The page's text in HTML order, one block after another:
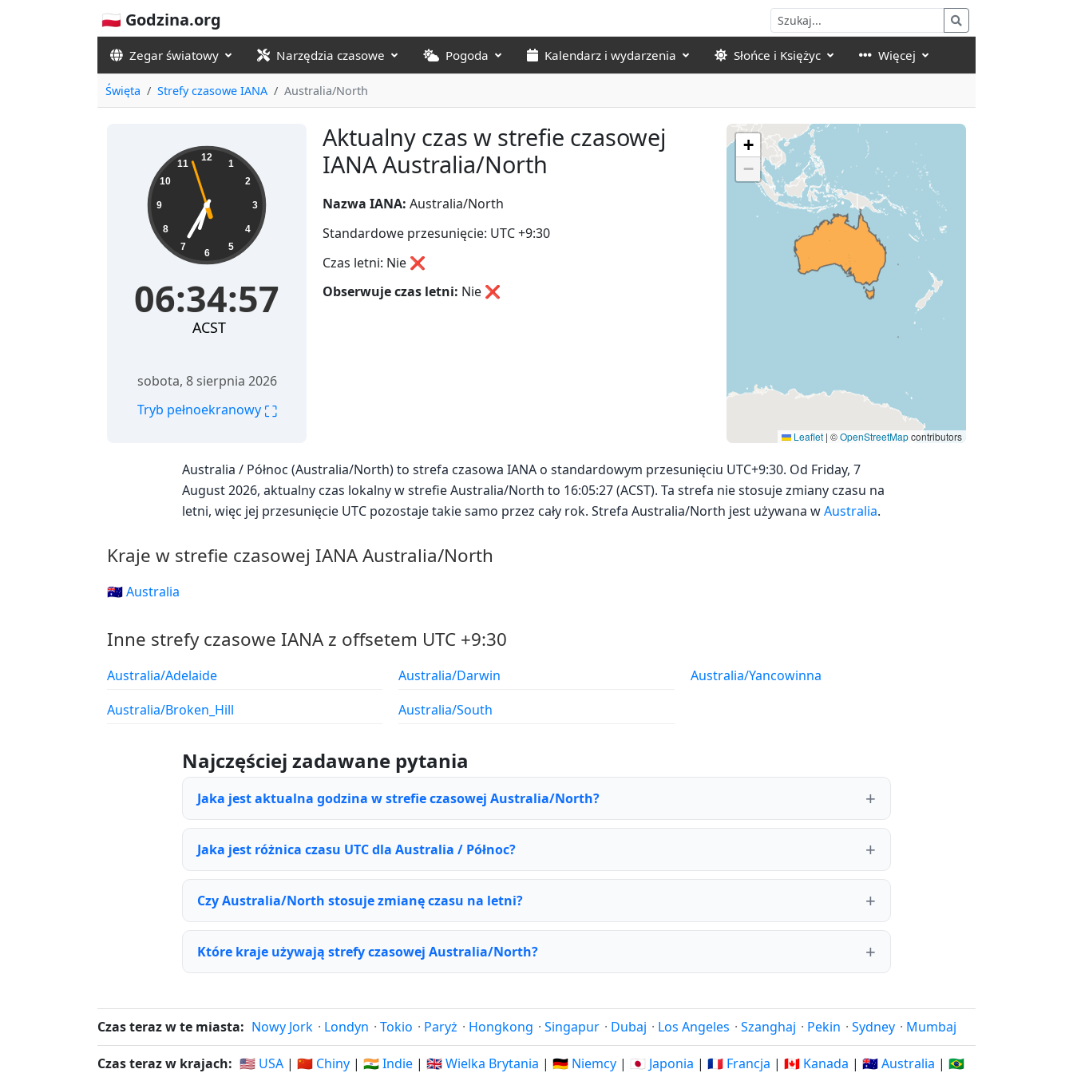
🇵🇱 Godzina.org
Zegar światowy Narzędzia czasowe Pogoda Kalendarz i wydarzenia Słońce i Księżyc Więcej
Święta Strefy czasowe IANA Australia/North
Aktualny czas w strefie czasowej
IANA Australia/North
06:34:58 12
1
2
3
4
5
6
7
8
9
10
11
06:34:58
ACST
sobota, 8 sierpnia 2026
Tryb pełnoekranowy ⛶
Nazwa IANA: Australia/North
Standardowe przesunięcie: UTC +9:30
Czas letni: Nie ❌
Obserwuje czas letni: Nie ❌
+
−
Leaflet | ©OpenStreetMapcontributors
Australia / Północ (Australia/North) to strefa czasowa IANA o standardowym przesunięciu UTC+9:30. Od Friday, 7
August 2026, aktualny czas lokalny w strefie Australia/North to 16:05:27 (ACST). Ta strefa nie stosuje zmiany czasu na
letni, więc jej przesunięcie UTC pozostaje takie samo przez cały rok. Strefa Australia/North jest używana wAustralia.
Kraje w strefie czasowej IANA Australia/North
🇦🇺 Australia
Inne strefy czasowe IANA z offsetem UTC +9:30
Australia/Adelaide
Australia/Broken_Hill
Australia/Darwin
Australia/South
Australia/Yancowinna
Najczęściej zadawane pytania
Jaka jest aktualna godzina w strefie czasowej Australia/North?
Jaka jest różnica czasu UTC dla Australia / Północ?
Czy Australia/North stosuje zmianę czasu na letni?
Które kraje używają strefy czasowej Australia/North?
Czas teraz w te miasta: Nowy Jork · Londyn · Tokio · Paryż · Hongkong · Singapur · Dubaj · Los Angeles · Szanghaj · Pekin · Sydney · Mumbaj
Czas teraz w krajach: 🇺🇸 USA | 🇨🇳 Chiny | 🇮🇳 Indie | 🇬🇧 Wielka Brytania | 🇩🇪 Niemcy | 🇯🇵 Japonia | 🇫🇷 Francja | 🇨🇦 Kanada | 🇦🇺 Australia | 🇧🇷